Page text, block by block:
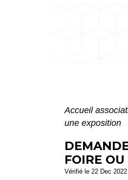
Accueil
une exposition
FOIRE
Vérifié le 22 Dec